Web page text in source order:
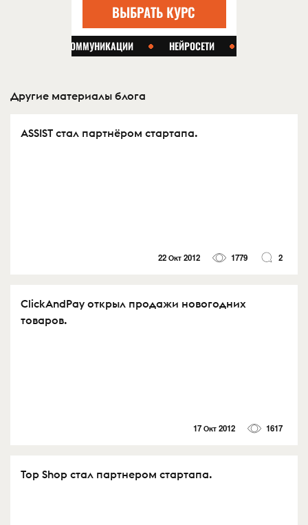
Другие материалы блога
ASSIST стал партнёром стартапа.
22 Окт 2012 1779 2
ClickAndPay открыл продажи новогодних
товаров.
17 Окт 2012 1617
Тор Shop стал партнером стартапа.